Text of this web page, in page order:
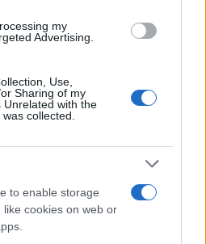
my
Advertising.
Use,
Sharing of my
Unrelated with the
collected.
to enable storage
cookies on web or